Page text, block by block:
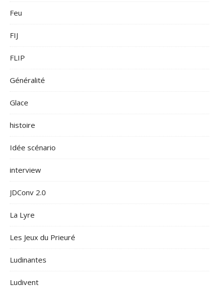
Feu
FIJ
FLIP
Généralité
Glace
histoire
Idée scénario
interview
JDConv 2.0
La Lyre
Les Jeux du Prieuré
Ludinantes
Ludivent